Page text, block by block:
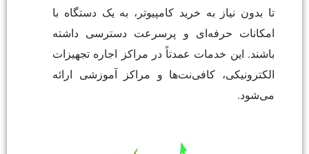
تا بدون نیاز به خرید کامپیوتر، به یک دستگاه با
امکانات حرفه‌ای و پرسرعت دسترسی داشته
باشند. این خدمات عمدتاً در مراکز اجاره تجهیزات
الکترونیکی، کافی‌نت‌ها و مراکز آموزشی ارائه
می‌شود.